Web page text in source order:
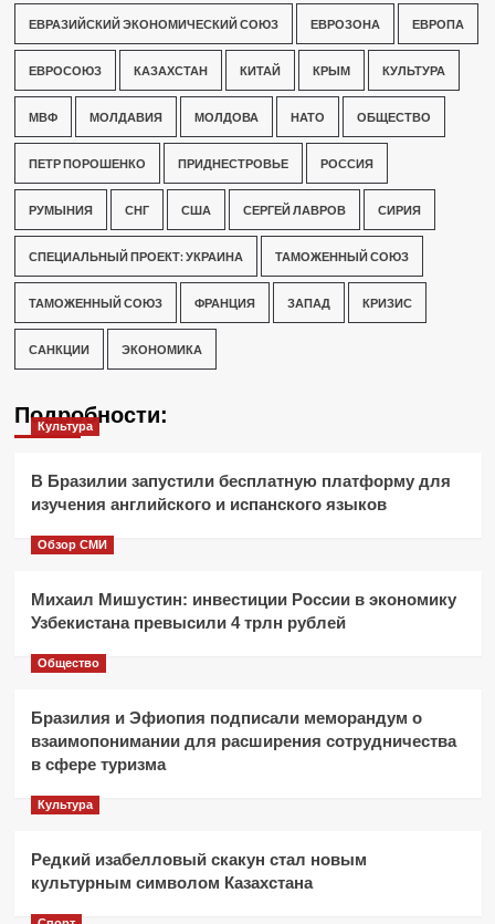
ЕВРАЗИЙСКИЙ ЭКОНОМИЧЕСКИЙ СОЮЗ ЕВРОЗОНА ЕВРОПА
ЕВРОСОЮЗ КАЗАХСТАН КИТАЙ КРЫМ КУЛЬТУРА
МВФ МОЛДАВИЯ МОЛДОВА НАТО ОБЩЕСТВО
ПЕТР ПОРОШЕНКО ПРИДНЕСТРОВЬЕ РОССИЯ
РУМЫНИЯ СНГ США СЕРГЕЙ ЛАВРОВ СИРИЯ
СПЕЦИАЛЬНЫЙ ПРОЕКТ: УКРАИНА ТАМОЖЕННЫЙ СОЮЗ
ТАМОЖЕННЫЙ СОЮЗ ФРАНЦИЯ ЗАПАД КРИЗИС
САНКЦИИ ЭКОНОМИКА
Подробности:
Культура
В Бразилии запустили бесплатную платформу для
изучения английского и испанского языков
Обзор СМИ
Михаил Мишустин: инвестиции России в экономику
Узбекистана превысили 4 трлн рублей
Общество
Бразилия и Эфиопия подписали меморандум о
взаимопонимании для расширения сотрудничества
в сфере туризма
Культура
Редкий изабелловый скакун стал новым
культурным символом Казахстана